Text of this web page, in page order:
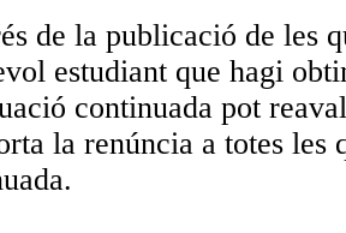
de la publicació de les
estudiant que hagi
continuada pot
la renúncia a totes les